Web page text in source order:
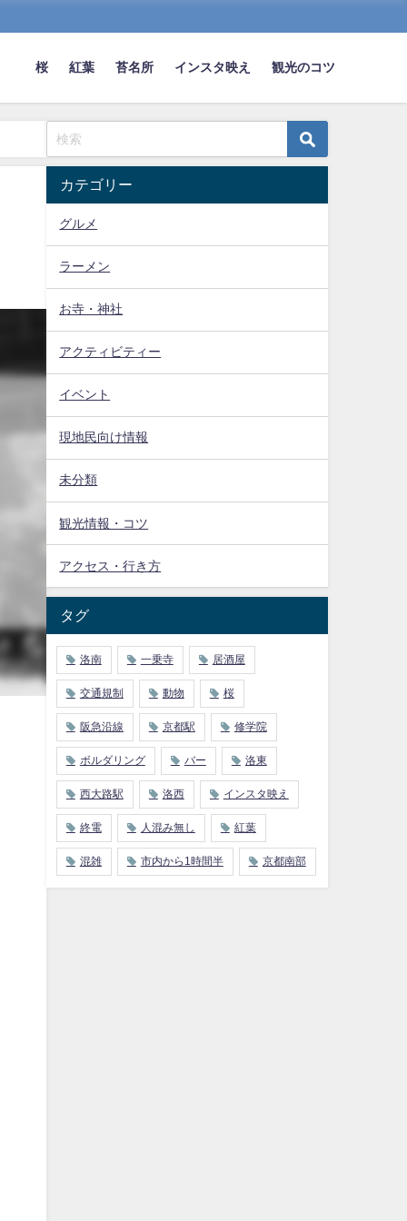
桜 紅葉 苔名所 インスタ映え 観光のコツ
カテゴリー
グルメ
ラーメン
お寺・神社
アクティビティー
イベント
現地民向け情報
未分類
観光情報・コツ
アクセス・行き方
タグ
洛南 一乗寺 居酒屋
交通規制 動物 桜
阪急沿線 京都駅 修学院
ボルダリング バー 洛東
西大路駅 洛西 インスタ映え
終電 人混み無し 紅葉
混雑 市内から1時間半 京都南部